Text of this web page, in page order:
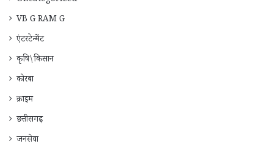
VB G RAM G
एंटरटेन्मेंट
कृषि\किसान
कोरबा
क्राइम
छत्तीसगढ़